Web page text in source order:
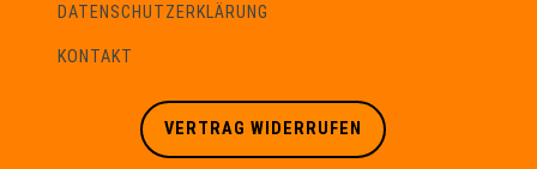
DATENSCHUTZERKLÄRUNG
KONTAKT
VERTRAG WIDERRUFEN